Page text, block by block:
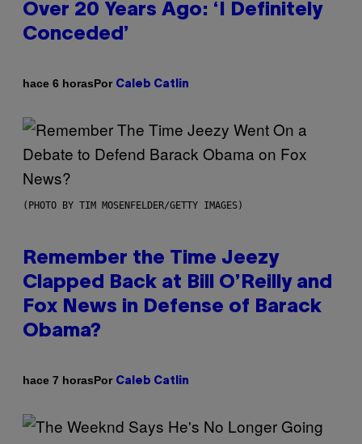
Over 20 Years Ago: ‘I Definitely
Conceded’
hace 6 horasPor Caleb Catlin
(PHOTO BY TIM MOSENFELDER/GETTY IMAGES)
Remember the Time Jeezy
Clapped Back at Bill O’Reilly and
Fox News in Defense of Barack
Obama?
hace 7 horasPor Caleb Catlin